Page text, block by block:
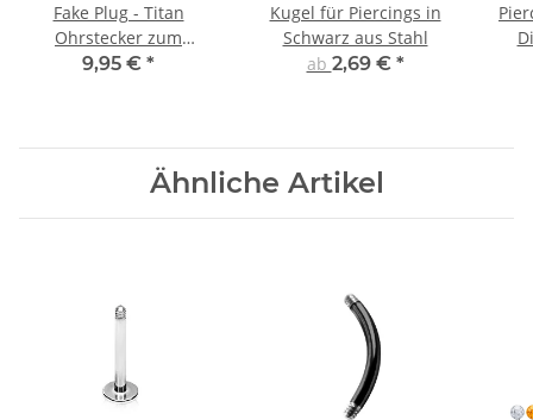
Fake Plug - Titan
Ohrstecker zum
Schrauben - Schwarz
9,95 € *
Kugel für Piercings in
Schwarz aus Stahl
ab 2,69 € *
Ähnliche Artikel